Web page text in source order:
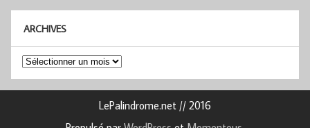
ARCHIVES
Archives
LePalindrome.net // 2016